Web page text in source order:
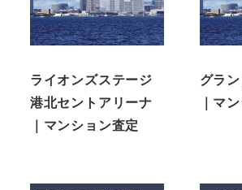
ライオンズステージ
港北セントアリーナ
｜マンション査定
グラ
｜マ